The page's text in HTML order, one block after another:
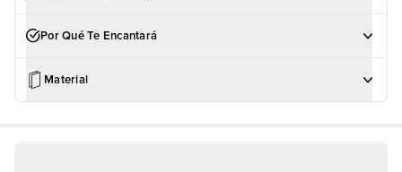
Por Qué Te Encantará
Material